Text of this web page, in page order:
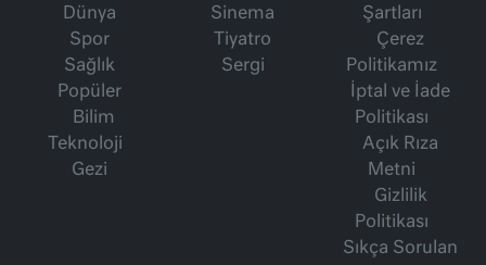
Dünya
Spor
Sağlık
Popüler
Bilim
Teknoloji
Gezi
Sinema
Tiyatro
Sergi
Şartları
Çerez
Politikamız
İptal ve İade
Politikası
Açık Rıza
Metni
Gizlilik
Politikası
Sıkça Sorulan